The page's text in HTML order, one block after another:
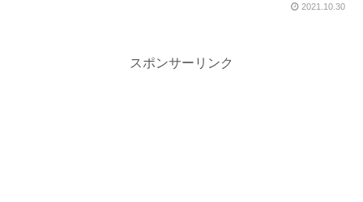
2021.10.30
スポンサーリンク